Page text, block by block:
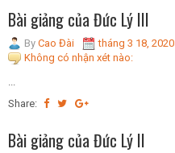
Bài giảng của Đức Lý III
By Cao Đài tháng 3 18, 2020
Không có nhận xét nào:
Share:
Bài giảng của Đức Lý II